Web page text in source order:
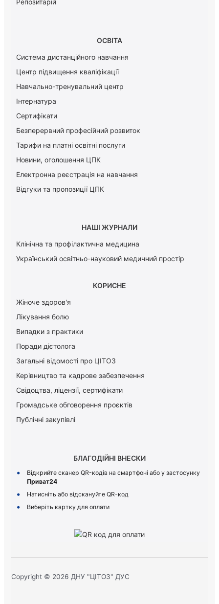
Репозитарій
ОСВІТА
Система дистанційного навчання
Центр підвищення кваліфікації
Навчально-тренувальний центр
Інтернатура
Сертифікати
Безперервний професійний розвиток
Тарифи на платні освітні послуги
Новини, оголошення ЦПК
Електронна реєстрація на навчання
Відгуки та пропозиції ЦПК
НАШІ ЖУРНАЛИ
Клінічна та профілактична медицина
Український освітньо-науковий медичний простір
КОРИСНЕ
Жіноче здоров'я
Лікування болю
Випадки з практики
Поради дієтолога
Загальні відомості про ЦІТОЗ
Керiвництво та кадрове забезпечення
Свідоцтва, ліцензії, сертифікати
Громадське обговорення проєктів
Публічні закупівлі
БЛАГОДІЙНІ ВНЕСКИ
Відкрийте сканер QR-кодів на смартфоні або у застосунку
Приват24
Натисніть або відскануйте QR-код
Виберіть картку для оплати
Copyright © 2026 ДНУ "ЦІТОЗ" ДУС